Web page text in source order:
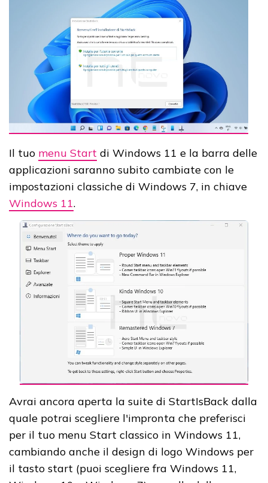
Il tuo menu Start di Windows 11 e la barra delle
applicazioni saranno subito cambiate con le
impostazioni classiche di Windows 7, in chiave
Windows 11.
Avrai ancora aperta la suite di StartIsBack dalla
quale potrai scegliere l'impronta che preferisci
per il tuo menu Start classico in Windows 11,
cambiando anche il design di logo Windows per
il tasto start (puoi scegliere fra Windows 11,